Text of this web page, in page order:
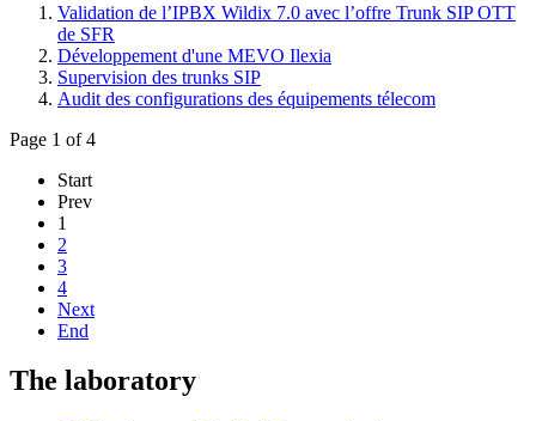
Validation de l’IPBX Wildix 7.0 avec l’offre Trunk SIP OTT
de SFR
Développement d'une MEVO Ilexia
Supervision des trunks SIP
Audit des configurations des équipements télecom
Page 1 of 4
Start
Prev
1
2
3
4
Next
End
The laboratory